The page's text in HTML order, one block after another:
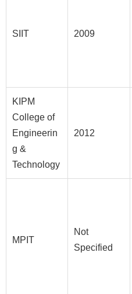
SIIT 2009
KIPM
College of
Engineerin
g &
Technology
2012
MPIT
Not
Specified